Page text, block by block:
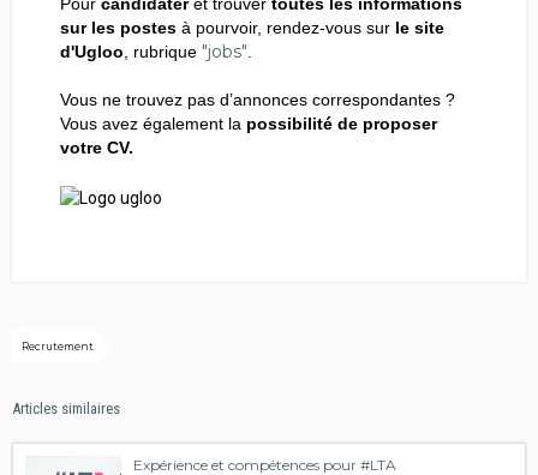
Pour candidateret trouver toutes les informations
sur les postes à pourvoir, rendez-vous sur le site
d'Ugloo, rubrique "jobs".
Vous ne trouvez pas d’annonces correspondantes ?
Vous avez également la possibilité de proposer
votre CV.
Recrutement
Articles similaires
Expérience et compétences pour #LTA